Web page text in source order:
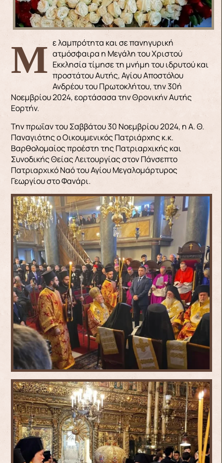
Με λαμπρότητα και σε πανηγυρική ατμόσφαιρα η Μεγάλη του Χριστού
Εκκλησία τίμησε τη μνήμη του ιδρυτού και
προστάτου Αυτής, Αγίου Αποστόλου
Ανδρέου του Πρωτοκλήτου, την 30ή
Νοεμβρίου 2024, εορτάσασα την Θρονικήν Αυτής
Εορτήν.
Την πρωΐαν του Σαββάτου 30 Νοεμβρίου 2024, η Α. Θ.
Παναγιότης ο Οικουμενικός Πατριάρχης κ.κ.
Βαρθολομαίος προέστη της Πατριαρχικής και
Συνοδικής Θείας Λειτουργίας στον Πάνσεπτο
Πατριαρχικό Ναό του Αγίου Μεγαλομάρτυρος
Γεωργίου στο Φανάρι.